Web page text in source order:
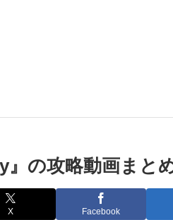
』の攻略動画まと
X Facebook